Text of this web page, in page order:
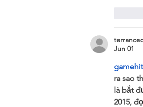
Jun 01
ra sao
là bắt
2015,